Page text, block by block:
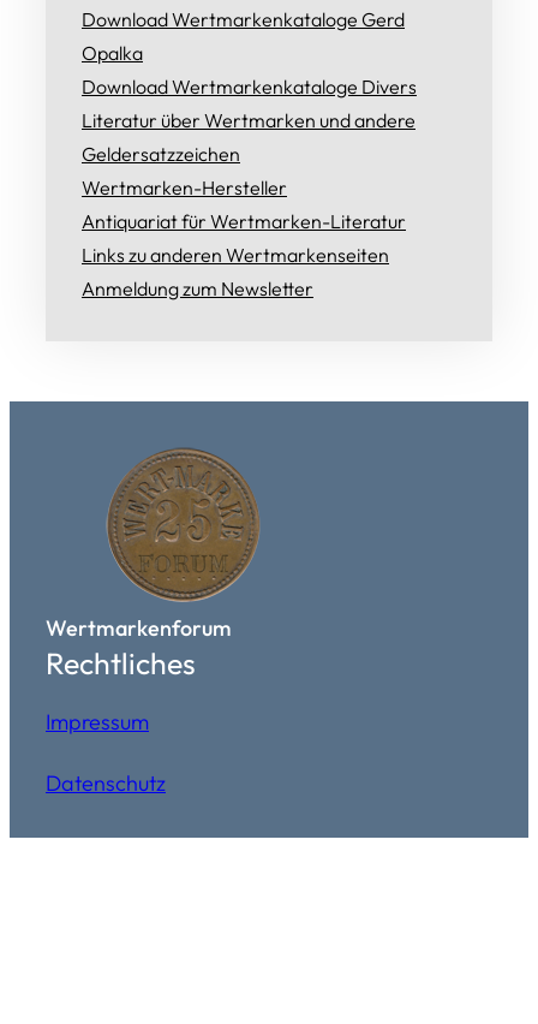
Download Wertmarkenkataloge Gerd
Opalka
Download Wertmarkenkataloge Divers
Literatur über Wertmarken und andere
Geldersatzzeichen
Wertmarken-Hersteller
Antiquariat für Wertmarken-Literatur
Links zu anderen Wertmarkenseiten
Anmeldung zum Newsletter
Wertmarkenforum
Rechtliches
Impressum
Datenschutz